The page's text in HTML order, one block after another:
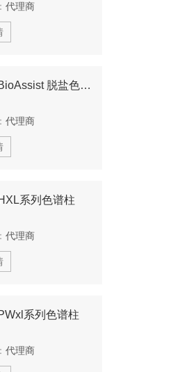
代理商
TSKgel BioAssist 脱盐色谱柱
代理商
系列色谱柱
代理商
系列色谱柱
代理商